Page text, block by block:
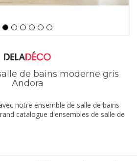
de bains moderne gris
Andora
notre ensemble de salle de bains
catalogue d'ensembles de salle de